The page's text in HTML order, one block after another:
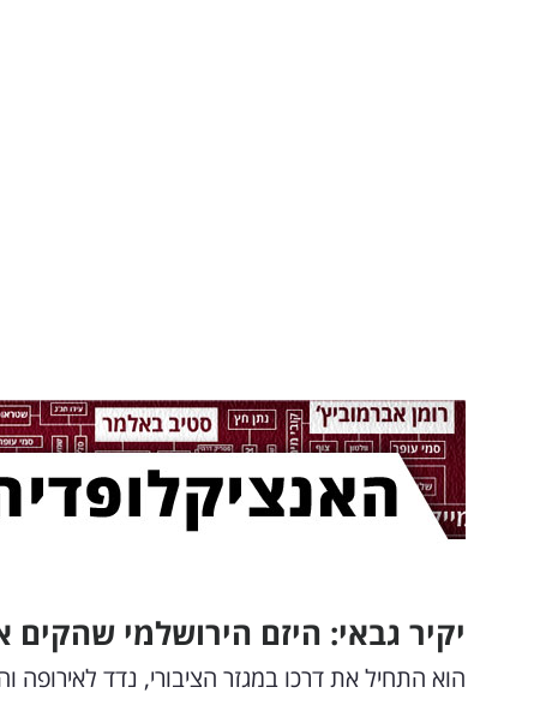
יקיר גבאי: היזם הירושלמי שהקים
הוא התחיל את דרכו במגזר הציבורי, נדד